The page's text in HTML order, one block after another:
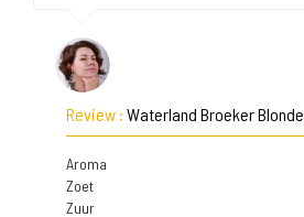
Review : Waterland Broeker Blonde
Aroma
Zoet
Zuur